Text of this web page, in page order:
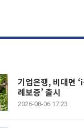
는 등 혹서기 특별
10개 구단 단장과
냐
데
법
을
기업은행, 비대면
례보증’ 출시
2026-08-06 17:23